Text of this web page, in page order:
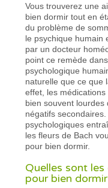
Vous trouverez une
bien dormir tout en
du problème de
le psychique humain
par un docteur
point ce remède
psychologique
naturelle que ce que
effet, les
bien souvent
négatifs
psychologiques
les fleurs de Bach
pour bien dormir.
Quelles sont
pour bien